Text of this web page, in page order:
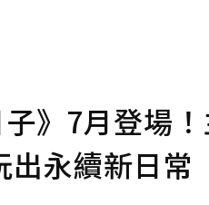
》7月登場
出永續新日常